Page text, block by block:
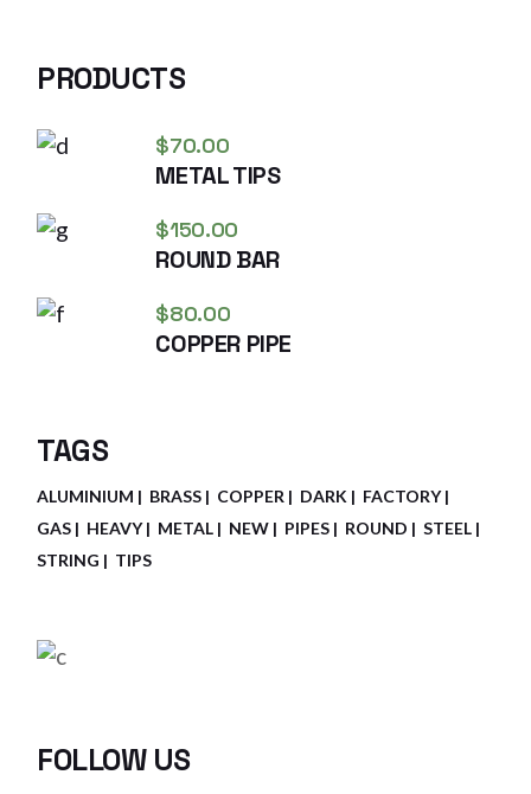
PRODUCTS
METAL TIPS
$70.00
ROUND BAR
$150.00
COPPER PIPE
$80.00
TAGS
ALUMINIUM BRASS COPPER DARK
FACTORY
GAS
HEAVY METAL NEW PIPES ROUND
STEEL
STRING
TIPS
FOLLOW US